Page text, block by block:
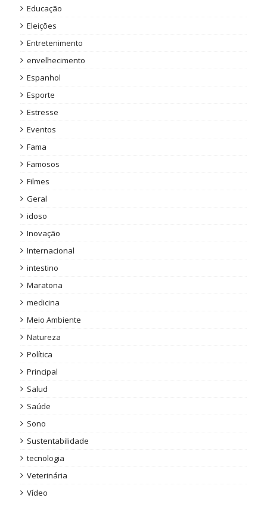
Educação
Eleições
Entretenimento
envelhecimento
Espanhol
Esporte
Estresse
Eventos
Fama
Famosos
Filmes
Geral
idoso
Inovação
Internacional
intestino
Maratona
medicina
Meio Ambiente
Natureza
Política
Principal
Salud
Saúde
Sono
Sustentabilidade
tecnologia
Veterinária
Vídeo